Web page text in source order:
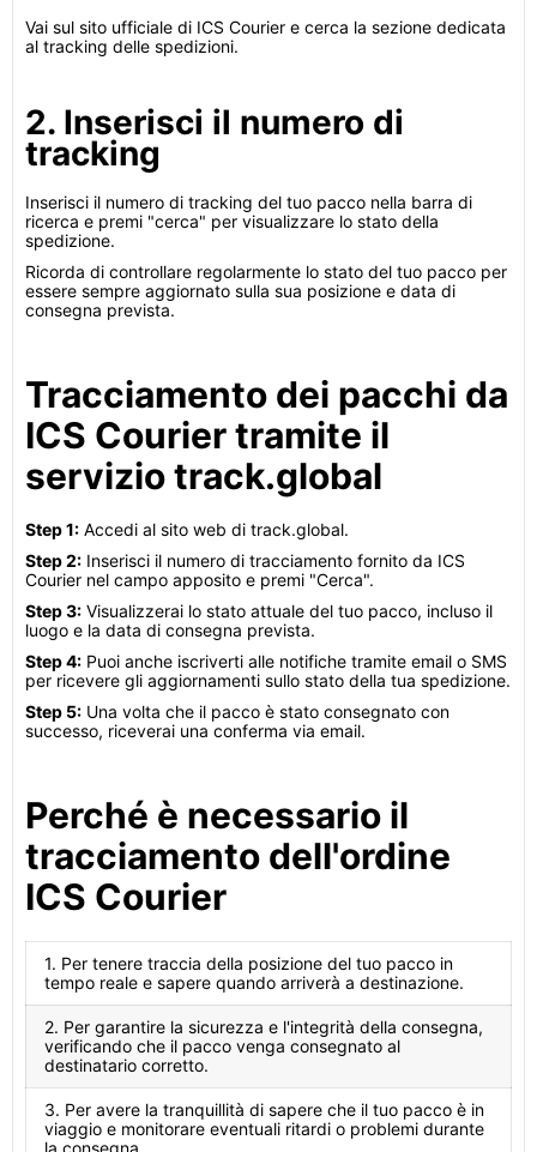
Vai sul sito ufficiale di ICS Courier e cerca la sezione dedicata
al tracking delle spedizioni.
2. Inserisci il numero di
tracking
Inserisci il numero di tracking del tuo pacco nella barra di
ricerca e premi "cerca" per visualizzare lo stato della
spedizione.
Ricorda di controllare regolarmente lo stato del tuo pacco per
essere sempre aggiornato sulla sua posizione e data di
consegna prevista.
Tracciamento dei pacchi da
ICS Courier tramite il
servizio track.global
Step 1: Accedi al sito web di track.global.
Step 2: Inserisci il numero di tracciamento fornito da ICS
Courier nel campo apposito e premi "Cerca".
Step 3: Visualizzerai lo stato attuale del tuo pacco, incluso il
luogo e la data di consegna prevista.
Step 4: Puoi anche iscriverti alle notifiche tramite email o SMS
per ricevere gli aggiornamenti sullo stato della tua spedizione.
Step 5: Una volta che il pacco è stato consegnato con
successo, riceverai una conferma via email.
Perché è necessario il
tracciamento dell'ordine
ICS Courier
1. Per tenere traccia della posizione del tuo pacco in
tempo reale e sapere quando arriverà a destinazione.
2. Per garantire la sicurezza e l'integrità della consegna,
verificando che il pacco venga consegnato al
destinatario corretto.
3. Per avere la tranquillità di sapere che il tuo pacco è in
viaggio e monitorare eventuali ritardi o problemi durante
la consegna.